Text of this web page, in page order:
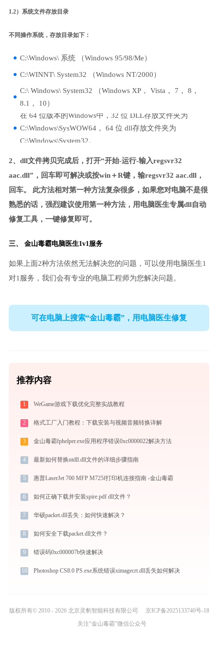
1.2）系统文件存放目录
不同操作系统，存放目录如下：
C:\Windows\ 系统 （Windows 95/98/Me）
C:\WINNT\ System32 （Windows NT/2000）
C:\ Windows\ System32 （Windows XP， Vista， 7， 8，
8.1， 10）
在 64 位版本的Windows中，32 位 DLL存放文件夹为
C:\Windows\SysWOW64， 64 位 dll存放文件夹为
C:\Windows\System32。
2、dll文件拷贝完成后，打开“开始-运行-输入regsvr32
aac.dll”，回车即可解决或按win＋R键，输regsvr32 aac.dll，
回车。 此方法相对第一种方法复杂很多，如果您对电脑不是很
熟悉的话，强烈建议使用第一种方法，用电脑医生专属dll自动
修复工具，一键修复即可。
三、 金山毒霸电脑医生1v1服务
如果上面2种方法依然无法解决您的问题，可以使用电脑医生1
对1服务，我们会有专业的电脑工程师为您解决问题。
可在电脑上搜索“金山毒霸”，用电脑医生修复
推荐内容
1 WeGame游戏下载优化完整实战教程
2 格式工厂入门教程：下载安装与视频音频转换详解
3 金山毒霸fphelper.exe应用程序错误0xc0000022解决方法
4 最新如何替换ntdll.dll文件的详细步骤指南
5 惠普LaserJet 700 MFP M725f打印机连接指南 -金山毒霸
6 如何正确下载并安装spire.pdf dll文件？
7 华硕packet.dll丢失：如何快速解决？
8 如何安全下载packet.dll文件？
9 错误码0xc000007b快速解决
10 Photoshop CS8.0 PS.exe系统错误ximagecrt.dll丢失如何解决
版权所有© 2010 - 2026 北京灵豹智能科技有限公司
京ICP备2025133740号-18
关注“金山毒霸”微信公众号